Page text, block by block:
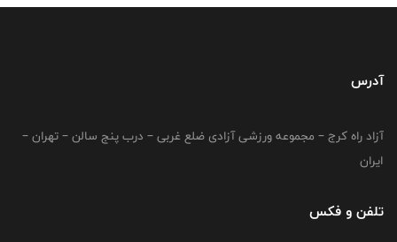
آدرس
آزاد راه کرج – مجموعه ورزشی آزادی ضلع غربی – درب پنج سالن – تهران –
ایران
تلفن و فکس